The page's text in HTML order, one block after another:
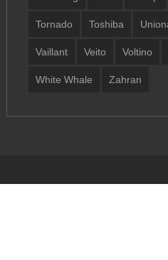
Tornado Toshiba
Vaillant Veito Voltino
White Whale Zahran